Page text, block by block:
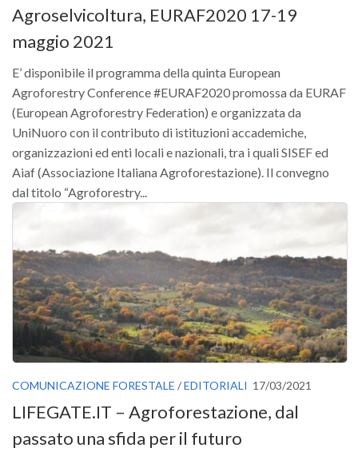
Pagina Congressi
Premi SISEF
XV Congresso (Sassari 2026)
XIV Congresso (Padova 2024)
XIII Congresso (Orvieto 2022)
XII Congresso (Palermo 2019)
XI Congresso (Roma 2017)
X Congresso (Firenze 2015)
IX Congresso (Bolzano 2013)
VIII Congresso (Rende 2011)
VII Congresso (Isernia 2009)
VI Congresso (Arezzo 2007)
V Congresso (Torino 2003)
IV Congresso (Potenza 2003)
III Congresso (Viterbo 2001)
II Congresso (Bologna 1999)
I Congresso (Padova 1997)
Agroselvicoltura, EURAF2020 17-19
maggio 2021
E’ disponibile il programma della quinta European
Agroforestry Conference #EURAF2020 promossa da EURAF
(European Agroforestry Federation) e organizzata da
UniNuoro con il contributo di istituzioni accademiche,
organizzazioni ed enti locali e nazionali, tra i quali SISEF ed
Aiaf (Associazione Italiana Agroforestazione). Il convegno
dal titolo “Agroforestry...
COMUNICAZIONE FORESTALE /EDITORIALI 17/03/2021
LIFEGATE.IT – Agroforestazione, dal
passato una sfida per il futuro